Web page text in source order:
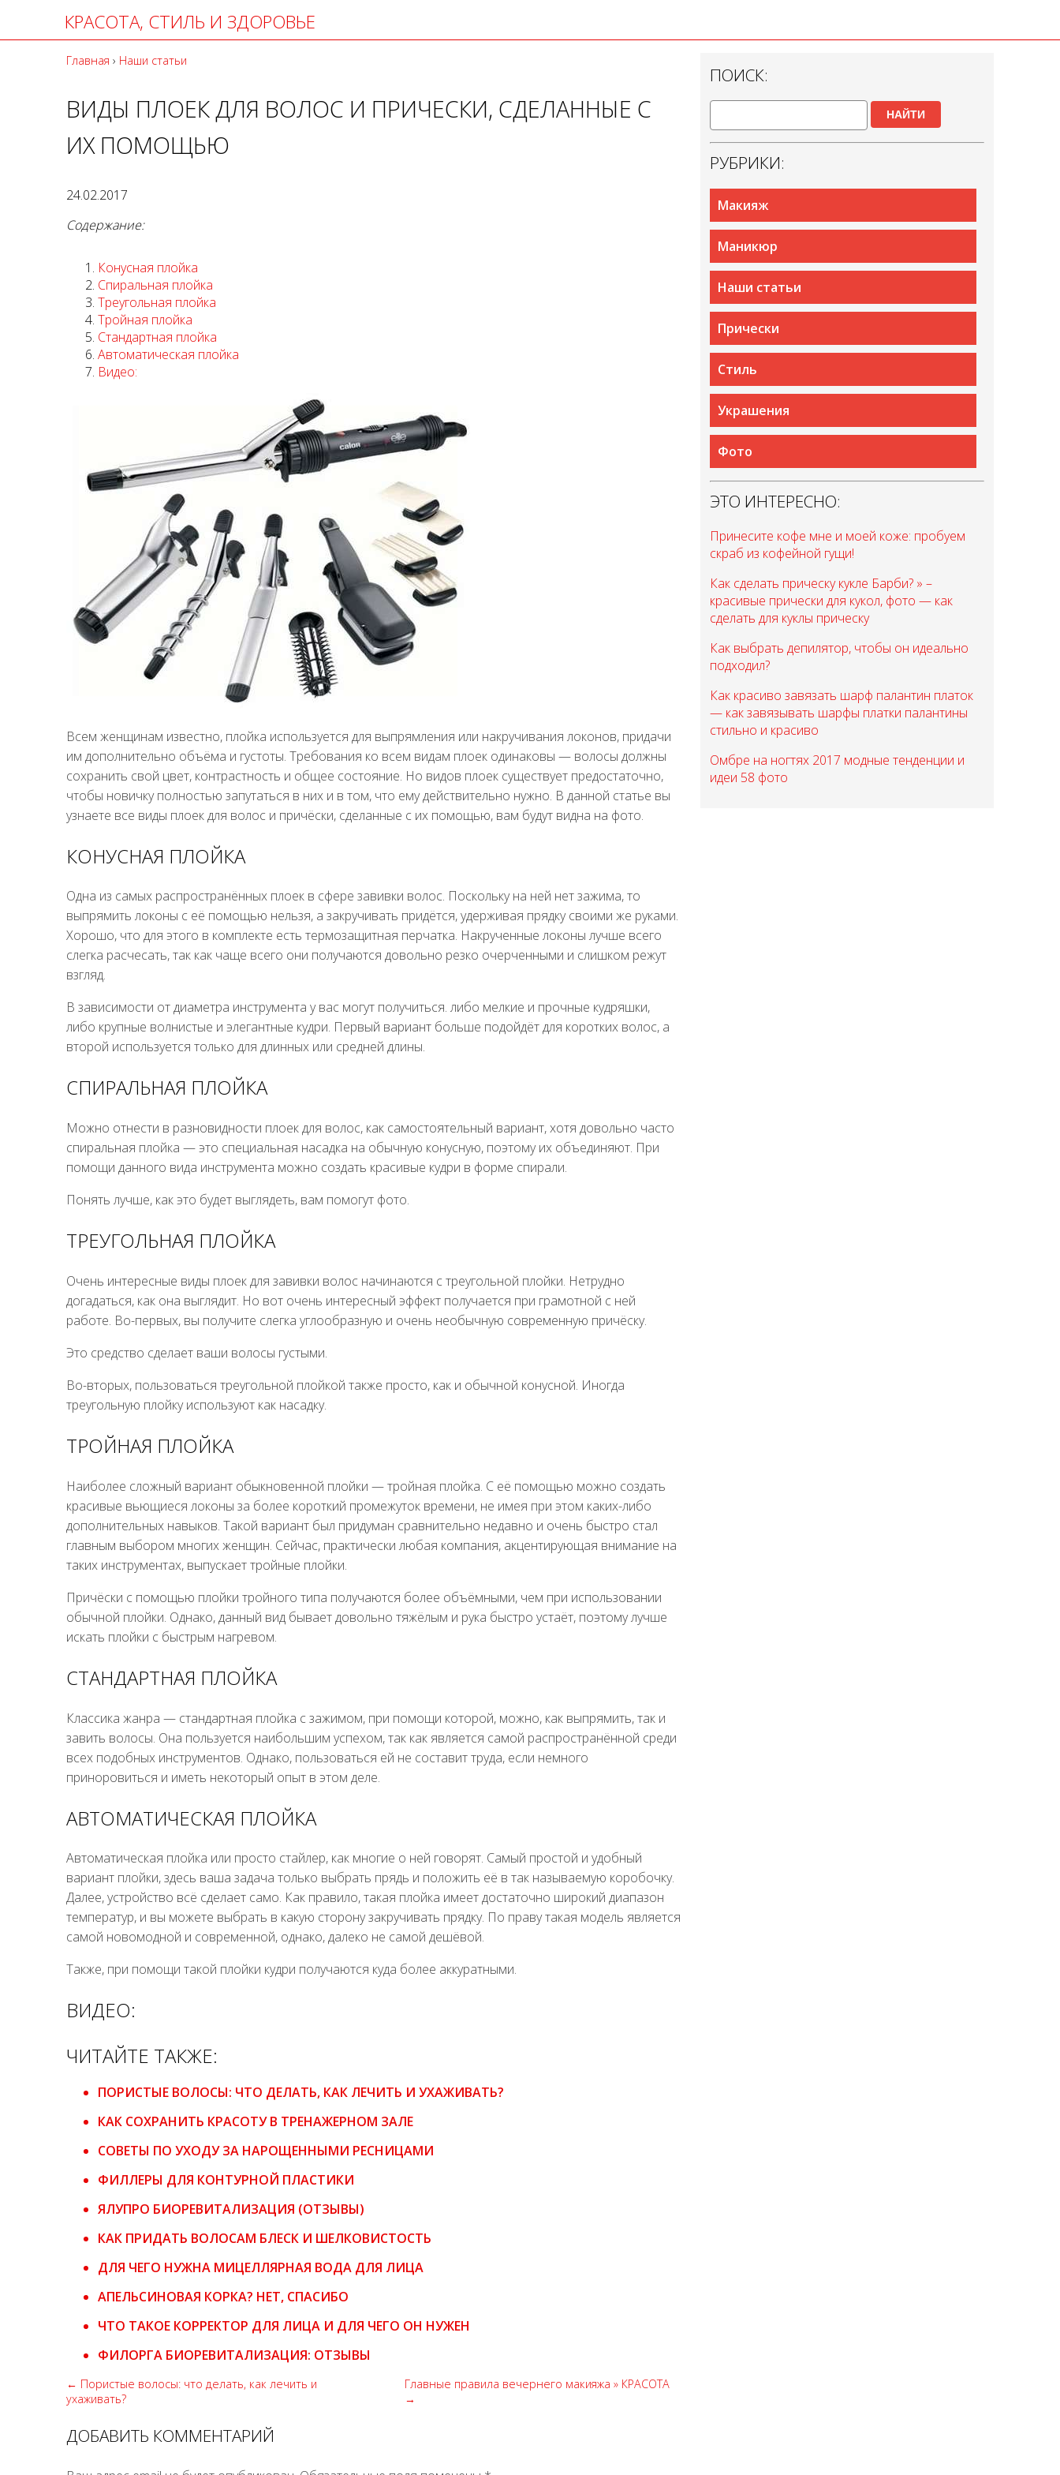
КРАСОТА, СТИЛЬ И ЗДОРОВЬЕ
Главная › Наши статьи
ВИДЫ ПЛОЕК ДЛЯ ВОЛОС И ПРИЧЕСКИ, СДЕЛАННЫЕ С
ИХ ПОМОЩЬЮ
24.02.2017
Содержание:
Конусная плойка
Спиральная плойка
Треугольная плойка
Тройная плойка
Стандартная плойка
Автоматическая плойка
Видео:
Всем женщинам известно, плойка используется для выпрямления или накручивания локонов, придачи
им дополнительно объёма и густоты. Требования ко всем видам плоек одинаковы — волосы должны
сохранить свой цвет, контрастность и общее состояние. Но видов плоек существует предостаточно,
чтобы новичку полностью запутаться в них и в том, что ему действительно нужно. В данной статье вы
узнаете все виды плоек для волос и причёски, сделанные с их помощью, вам будут видна на фото.
КОНУСНАЯ ПЛОЙКА
Одна из самых распространённых плоек в сфере завивки волос. Поскольку на ней нет зажима, то
выпрямить локоны с её помощью нельзя, а закручивать придётся, удерживая прядку своими же руками.
Хорошо, что для этого в комплекте есть термозащитная перчатка. Накрученные локоны лучше всего
слегка расчесать, так как чаще всего они получаются довольно резко очерченными и слишком режут
взгляд.
В зависимости от диаметра инструмента у вас могут получиться. либо мелкие и прочные кудряшки,
либо крупные волнистые и элегантные кудри. Первый вариант больше подойдёт для коротких волос, а
второй используется только для длинных или средней длины.
СПИРАЛЬНАЯ ПЛОЙКА
Можно отнести в разновидности плоек для волос, как самостоятельный вариант, хотя довольно часто
спиральная плойка — это специальная насадка на обычную конусную, поэтому их объединяют. При
помощи данного вида инструмента можно создать красивые кудри в форме спирали.
Понять лучше, как это будет выглядеть, вам помогут фото.
ТРЕУГОЛЬНАЯ ПЛОЙКА
Очень интересные виды плоек для завивки волос начинаются с треугольной плойки. Нетрудно
догадаться, как она выглядит. Но вот очень интересный эффект получается при грамотной с ней
работе. Во-первых, вы получите слегка углообразную и очень необычную современную причёску.
Это средство сделает ваши волосы густыми.
Во-вторых, пользоваться треугольной плойкой также просто, как и обычной конусной. Иногда
треугольную плойку используют как насадку.
ТРОЙНАЯ ПЛОЙКА
Наиболее сложный вариант обыкновенной плойки — тройная плойка. С её помощью можно создать
красивые вьющиеся локоны за более короткий промежуток времени, не имея при этом каких-либо
дополнительных навыков. Такой вариант был придуман сравнительно недавно и очень быстро стал
главным выбором многих женщин. Сейчас, практически любая компания, акцентирующая внимание на
таких инструментах, выпускает тройные плойки.
Причёски с помощью плойки тройного типа получаются более объёмными, чем при использовании
обычной плойки. Однако, данный вид бывает довольно тяжёлым и рука быстро устаёт, поэтому лучше
искать плойки с быстрым нагревом.
СТАНДАРТНАЯ ПЛОЙКА
Классика жанра — стандартная плойка с зажимом, при помощи которой, можно, как выпрямить, так и
завить волосы. Она пользуется наибольшим успехом, так как является самой распространённой среди
всех подобных инструментов. Однако, пользоваться ей не составит труда, если немного
приноровиться и иметь некоторый опыт в этом деле.
АВТОМАТИЧЕСКАЯ ПЛОЙКА
Автоматическая плойка или просто стайлер, как многие о ней говорят. Самый простой и удобный
вариант плойки, здесь ваша задача только выбрать прядь и положить её в так называемую коробочку.
Далее, устройство всё сделает само. Как правило, такая плойка имеет достаточно широкий диапазон
температур, и вы можете выбрать в какую сторону закручивать прядку. По праву такая модель является
самой новомодной и современной, однако, далеко не самой дешёвой.
Также, при помощи такой плойки кудри получаются куда более аккуратными.
ВИДЕО:
ЧИТАЙТЕ ТАКЖЕ:
ПОРИСТЫЕ ВОЛОСЫ: ЧТО ДЕЛАТЬ, КАК ЛЕЧИТЬ И УХАЖИВАТЬ?
КАК СОХРАНИТЬ КРАСОТУ В ТРЕНАЖЕРНОМ ЗАЛЕ
СОВЕТЫ ПО УХОДУ ЗА НАРОЩЕННЫМИ РЕСНИЦАМИ
ФИЛЛЕРЫ ДЛЯ КОНТУРНОЙ ПЛАСТИКИ
ЯЛУПРО БИОРЕВИТАЛИЗАЦИЯ (ОТЗЫВЫ)
КАК ПРИДАТЬ ВОЛОСАМ БЛЕСК И ШЕЛКОВИСТОСТЬ
ДЛЯ ЧЕГО НУЖНА МИЦЕЛЛЯРНАЯ ВОДА ДЛЯ ЛИЦА
АПЕЛЬСИНОВАЯ КОРКА? НЕТ, СПАСИБО
ЧТО ТАКОЕ КОРРЕКТОР ДЛЯ ЛИЦА И ДЛЯ ЧЕГО ОН НУЖЕН
ФИЛОРГА БИОРЕВИТАЛИЗАЦИЯ: ОТЗЫВЫ
← Пористые волосы: что делать, как лечить и
ухаживать?
Главные правила вечернего макияжа » КРАСОТА
→
ДОБАВИТЬ КОММЕНТАРИЙ
ПОИСК:
НАЙТИ
РУБРИКИ:
Макияж
Маникюр
Наши статьи
Прически
Стиль
Украшения
Фото
ЭТО ИНТЕРЕСНО:
Принесите кофе мне и моей коже: пробуем
скраб из кофейной гущи!
Как сделать прическу кукле Барби? » –
красивые прически для кукол, фото — как
сделать для куклы прическу
Как выбрать депилятор, чтобы он идеально
подходил?
Как красиво завязать шарф палантин платок
— как завязывать шарфы платки палантины
стильно и красиво
Омбре на ногтях 2017 модные тенденции и
идеи 58 фото